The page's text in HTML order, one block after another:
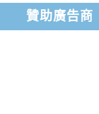
贊助廣告商